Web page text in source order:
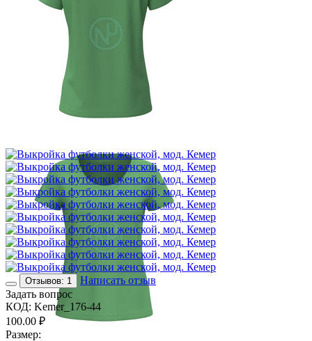
Отзывов: 1
Написать отзыв
Задать вопрос
КОД: Kemer_176-44
100.00 ₽
Размер: